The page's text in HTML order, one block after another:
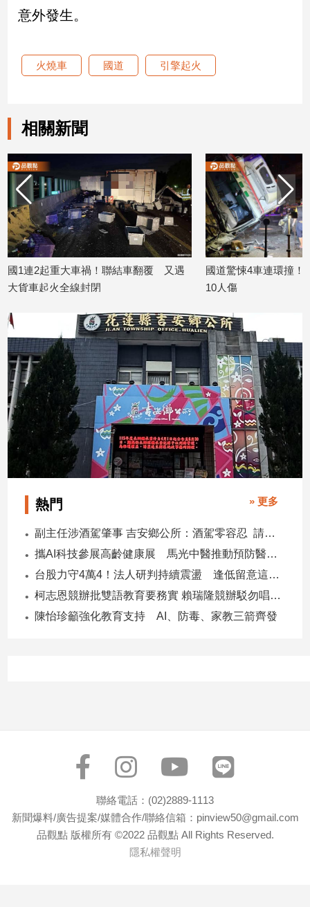
娛
娛
樂
流
行/
時
尚
追
星
生
活
內
設
計
旅
遊/
美
星
座/
命
康/
親
科
技/
意外發生。
火燒車 國道 引擎起火
相關新聞
重大車禍！聯結車翻覆 又遇
火全線封閉
國道驚悚4車連環撞！大貨車側
熱門 » 更多
副主任涉酒駕肇事 吉安鄉公所：酒駕零容忍 請辭獲准
攜AI科技參展高齡健康展 馬光中醫推動預防醫學迎接長壽新經濟
台股力守4萬4！法人研判持續震盪 逢低留意這些族群
柯志恩競辦批雙語教育要務實 賴瑞隆競辦駁勿唱衰高雄
陳怡珍籲強化教育支持 AI、防毒、家教三箭齊發
聯絡電話：(02)2889-1113
新聞爆料/廣告提案/媒體合作/聯絡信箱：pinview50@gmail.com
品觀點 版權所有 ©2022 品觀點 All Rights Reserved.
隱私權聲明